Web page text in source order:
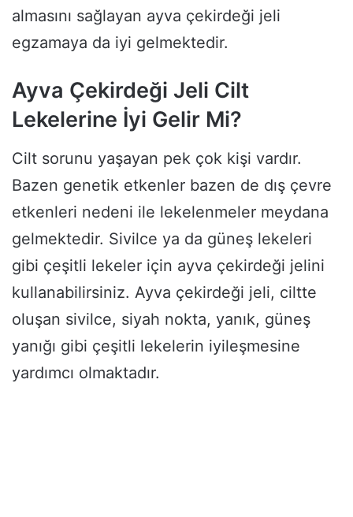
almasını sağlayan ayva çekirdeği jeli
egzamaya da iyi gelmektedir.
Ayva Çekirdeği Jeli Cilt
Lekelerine İyi Gelir Mi?
Cilt sorunu yaşayan pek çok kişi vardır.
Bazen genetik etkenler bazen de dış çevre
etkenleri nedeni ile lekelenmeler meydana
gelmektedir. Sivilce ya da güneş lekeleri
gibi çeşitli lekeler için ayva çekirdeği jelini
kullanabilirsiniz. Ayva çekirdeği jeli, ciltte
oluşan sivilce, siyah nokta, yanık, güneş
yanığı gibi çeşitli lekelerin iyileşmesine
yardımcı olmaktadır.